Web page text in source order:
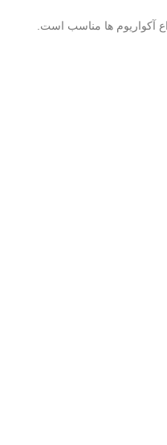
آکواریوم ها مناسب است.